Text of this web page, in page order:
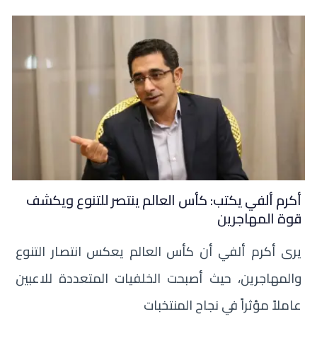
أكرم ألفي يكتب: كأس العالم ينتصر للتنوع ويكشف
قوة المهاجرين
يرى أكرم ألفي أن كأس العالم يعكس انتصار التنوع
والمهاجرين، حيث أصبحت الخلفيات المتعددة للاعبين
عاملاً مؤثراً في نجاح المنتخبات